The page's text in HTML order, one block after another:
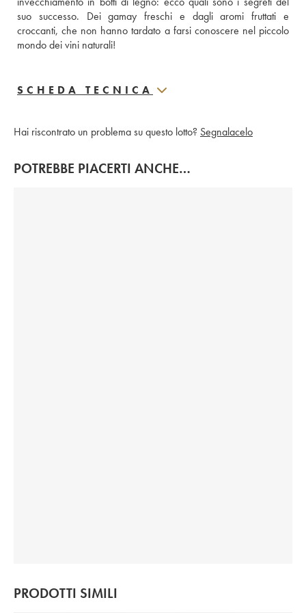
suo successo. Dei gamay freschi e dagli aromi fruttati e
croccanti, che non hanno tardato a farsi conoscere nel piccolo
mondo dei vini naturali!
SCHEDA TECNICA
Hai riscontrato un problema su questo lotto? Segnalacelo
POTREBBE PIACERTI ANCHE…
PRODOTTI SIMILI